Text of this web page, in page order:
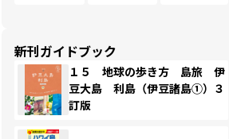
新刊ガイドブック
１５ 地球の歩き方 島旅 伊
豆大島 利島（伊豆諸島①）３
訂版